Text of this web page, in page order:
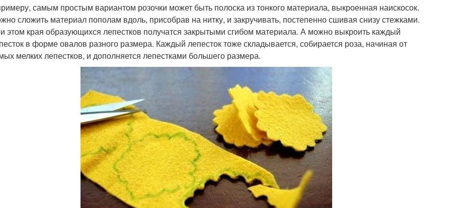
самым простым вариантом розочки может быть полоска из тонкого материала, выкроенная наискосок.
сложить материал пополам вдоль, присобрав на нитку, и закручивать, постепенно сшивая снизу стежками.
этом края образующихся лепестков получатся закрытыми сгибом материала. А можно выкроить каждый
в форме овалов разного размера. Каждый лепесток тоже складывается, собирается роза, начиная от
мелких лепестков, и дополняется лепестками большего размера.